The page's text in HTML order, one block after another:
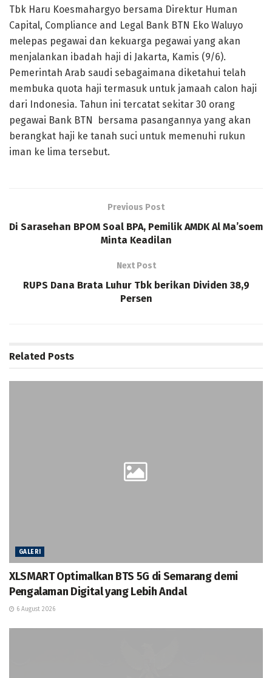
Tbk Haru Koesmahargyo bersama Direktur Human
Capital, Compliance and Legal Bank BTN Eko Waluyo
melepas pegawai dan kekuarga pegawai yang akan
menjalankan ibadah haji di Jakarta, Kamis (9/6).
Pemerintah Arab saudi sebagaimana diketahui telah
membuka quota haji termasuk untuk jamaah calon haji
dari Indonesia. Tahun ini tercatat sekitar 30 orang
pegawai Bank BTN bersama pasangannya yang akan
berangkat haji ke tanah suci untuk memenuhi rukun
iman ke lima tersebut.
Previous Post
Di Sarasehan BPOM Soal BPA, Pemilik AMDK Al Ma’soem
Minta Keadilan
Next Post
RUPS Dana Brata Luhur Tbk berikan Dividen 38,9
Persen
Related Posts
GALERI
XLSMART Optimalkan BTS 5G di Semarang demi
Pengalaman Digital yang Lebih Andal
6 August 2026